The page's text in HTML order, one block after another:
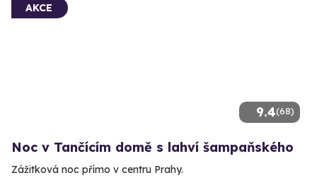
9.4(68)
AKCE
Noc v Tančícím domě s lahví šampaňského
Zážitková noc přímo v centru Prahy.